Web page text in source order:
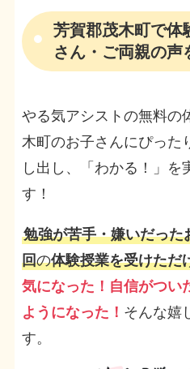
芳賀郡茂木町で体
さん・ご両親の声
やる気アシストの無料の
木町のお子さんにぴった
し出し、「わかる！」を
す！
勉強が苦手・嫌いだった
回の体験授業を受けただ
気になった！自信がつい
ようになった！ そんな嬉
す。